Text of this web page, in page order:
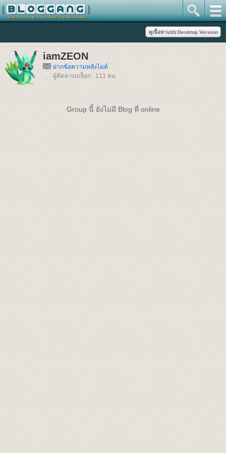
iamZEON
ฝากข้อความหลังไมค์
ผู้ติดตามบล็อก : 111 คน
Group นี้ ยังไม่มี Blog ที่ online